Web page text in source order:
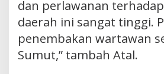
dan perlawanan
daerah ini sangat tinggi.
penembakan wartawan
Sumut,” tambah Atal.